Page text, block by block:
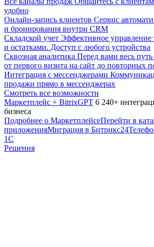
удобно
Онлайн-запись клиентов Сервис
и бронирования внутри CRM
Складской учет Эффективное управление
и остатками. Доступ с любого устройства
Сквозная аналитика Перед вами весь
от первого визита на сайт до повторных
Интеграция с мессенджерами
продажи прямо в мессенджерах
Смотреть все возможности
Маркетплейс + BitrixGPT 6 240+
бизнеса
Подробнее о МаркетплейсеПерейти в
приложенияМиграция в Битрикс24
1С
Решения